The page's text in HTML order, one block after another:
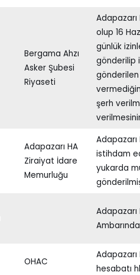
Bergama Ahzı
Asker Şubesi
Riyaseti
olup 16
günlük
gönderilip
şerh
Adapazarı HA
Ziraiyat İdare
Memurluğu
Adapazarı
istihdam
yukarda
OHAC
Adapazarı
hesabatı